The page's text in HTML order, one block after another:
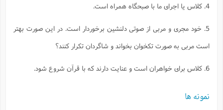
4. كلاس يا اجراى ما با صبحگاه همراه است.
5. خود مجرى و مربى از صوتى دلنشين برخوردار است. در اين صورت بهتر
است مربى به صورت تكخوان بخواند و شاگردان تكرار كنند؟
6. كلاس براى خواهران است و عنايت دارند كه با قرآن شروع شود.
نمونه ها